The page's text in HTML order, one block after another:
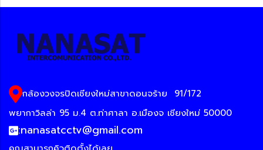
กล้องวงจรปิดเชียงใหม่สาขาดอนจร้าย
91/172
พยากาวิลล่า 95 ม.4 ต.ท่าศาลา อ.เมืองจ เชียงใหม่ 50000
:nanasatcctv@gmail.com